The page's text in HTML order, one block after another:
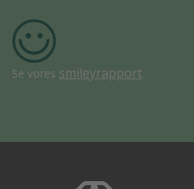
Se vores smileyrapport